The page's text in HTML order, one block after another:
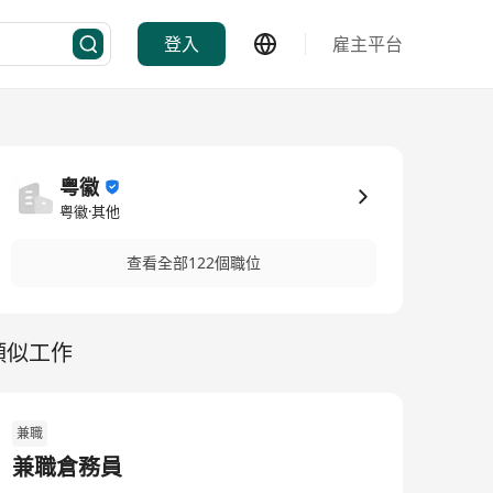
登入 雇主平台
粤徽
粤徽·其他
查看全部122個職位
似工作
兼職
兼職倉務員